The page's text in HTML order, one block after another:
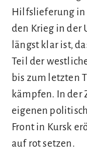
Hilfslieferung in
den Krieg in der
längst klar ist,
Teil der
bis zum letzten
kämpfen. In der
eigenen
Front in Kursk
auf rot setzen.